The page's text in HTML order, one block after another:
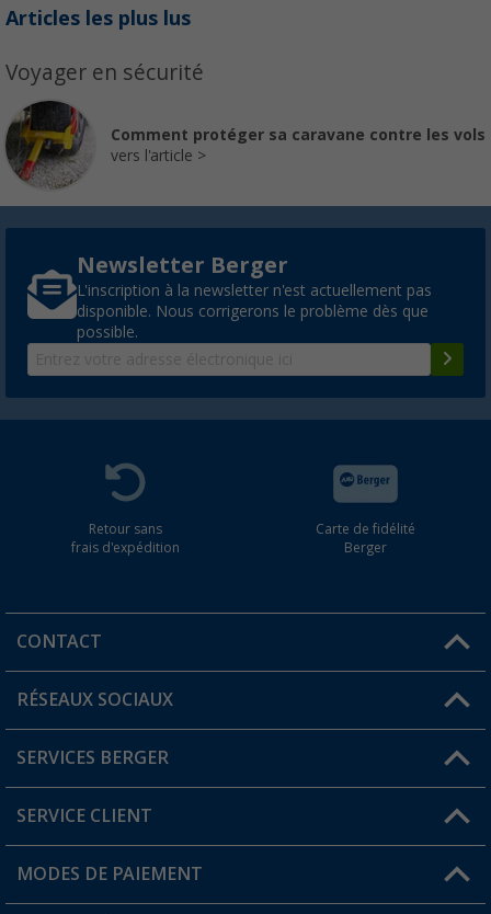
Articles les plus lus
Voyager en sécurité
Comment protéger sa caravane contre les vols
vers l'article
Newsletter Berger
L'inscription à la newsletter n'est actuellement pas
disponible. Nous corrigerons le problème dès que
possible.
Retour sans
frais d'expédition
Carte de fidélité
Berger
CONTACT
Une question ?
Trouver une magasin
RÉSEAUX SOCIAUX
SERVICES BERGER
Devenir revendeur
Mon compte
SERVICE CLIENT
FAQ et contact
MODES DE PAIEMENT